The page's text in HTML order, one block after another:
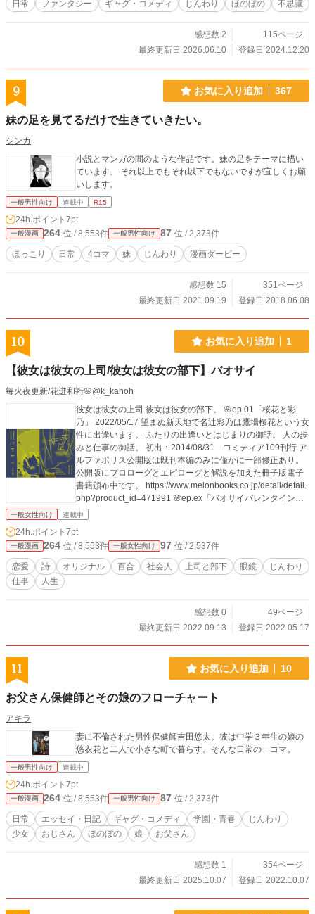
日常 ファンタジー ギャグ・コメディ じんわり ほのぼの 不思議
感想数 2
115ページ
最終更新日 2026.06.10
登録日 2024.12.20
9 お気に入り追加 367
妹の足を見てるだけで生きていきたい。
シンカ
小説とマンガの間のような作品です。妹の足をテーマに描い
ています。 それ以上でもそれ以下でもないですが宜しくお願
いします。
一般男性向け 連載中 R15
24h.ポイント 7pt
一般漫画 264 位 / 8,553件 一般男性向け 87 位 / 2,373件
ほっこり 日常 4コマ 妹 じんわり 漫画ダービー
感想数 15
351ページ
最終更新日 2021.09.19
登録日 2018.06.08
10 お気に入り追加 1
【彼女は彼女の上司/彼女は彼女の部下】バオサイ
毎火夜更新/花迸和裄🌸@k_kahoh
彼女は彼女の上司 彼女は彼女の部下。 🌸ep.01「桜花と彩
乃」 2022/05/17 望まぬ新天地で名辻彩乃は鷹場桜花という女
性に出逢います。 ふたりの出逢いとはじまりの御話。 人の歩
みと仕事の御話。 初出：2014/08/31 コミティア109刊行 ア
ルファポリス公開版は既刊本編のみに僅かに一部修正あり。
公開版にプロローグとエピローグと解説を加えた冊子版電子
書籍頒布中です。 https://www.melonbooks.co.jp/detail/detail.
php?product_id=471991 🌸ep.ex「バオサイバレンタイン」
2022/05/24 Valentineの日に遠方へ赴くふたりの小さな小さな
9/13 以前、書店委託や電子書籍sale時に描き下ろしたもので
す。 台詞だけ変えて2パターン作成したのでした。 続きをな
かなか形に出来ていないので彼女達を久々描けただけでも楽
しかったですね。。 こちらの特殊遊び紙を付けた少数製本版
books.co.jp/detail/detail.php?product_id=758747
一般女性向け 連載中
24h.ポイント 7pt
一般漫画 264 位 / 8,553件 一般女性向け 97 位 / 2,537件
恋愛 詩 オリジナル 百合 社会人 上司と部下 眼鏡
じんわり
仕事
人生
感想数 0
49ページ
最終更新日 2022.09.13
登録日 2022.05.17
11 お気に入り追加 10
お父さん保健師とその娘のフローチャート
アキラ
妻に不倫された男性保健師吉田悠太。彼は中学３年生の娘の
悠衣花と二人で小さな町で暮らす。そんな日常の一コマ。
一般男性向け 連載中
24h.ポイント 7pt
一般漫画 264 位 / 8,553件 一般男性向け 87 位 / 2,373件
日常 エッセイ・日記 ギャグ・コメディ 学園・青春
じんわり
少女
おじさん ほのぼの 娘 お父さん
感想数 1
354ページ
最終更新日 2025.10.07
登録日 2022.10.07